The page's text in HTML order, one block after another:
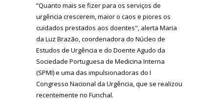
“Quanto mais se fizer para os serviços de
urgência crescerem, maior o caos e piores os
cuidados prestados aos doentes", alerta Maria
da Luz Brazão, coordenadora do Núcleo de
Estudos de Urgência e do Doente Agudo da
Sociedade Portuguesa de Medicina Interna
(SPMI) e uma das impulsionadoras do I
Congresso Nacional da Urgência, que se realizou
recentemente no Funchal.